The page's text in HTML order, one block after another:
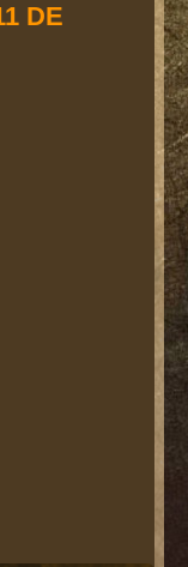
DE